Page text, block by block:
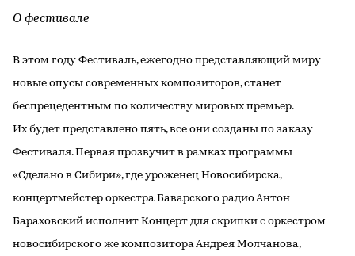
О фестивале
В этом году Фестиваль, ежегодно представляющий миру
новые опусы современных композиторов, станет
беспрецедентным по количеству мировых премьер.
Их будет представлено пять, все они созданы по заказу
Фестиваля. Первая прозвучит в рамках программы
«Сделано в Сибири», где уроженец Новосибирска,
концертмейстер оркестра Баварского радио Антон
Бараховский исполнит Концерт для скрипки с оркестром
новосибирского же композитора Андрея Молчанова,